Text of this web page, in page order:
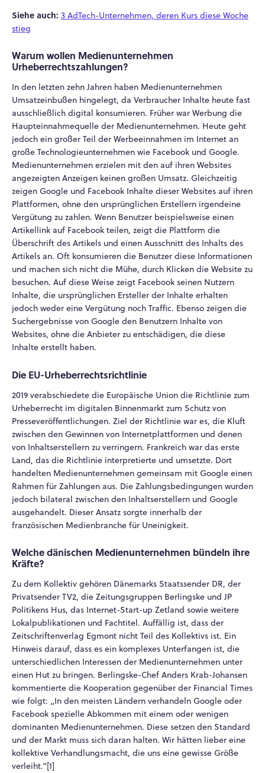
Siehe auch: 3 AdTech-Unternehmen, deren Kurs diese Woche
stieg
Warum wollen Medienunternehmen
Urheberrechtszahlungen?
In den letzten zehn Jahren haben Medienunternehmen
Umsatzeinbußen hingelegt, da Verbraucher Inhalte heute fast
ausschließlich digital konsumieren. Früher war Werbung die
Haupteinnahmequelle der Medienunternehmen. Heute geht
jedoch ein großer Teil der Werbeeinnahmen im Internet an
große Technologieunternehmen wie Facebook und Google.
Medienunternehmen erzielen mit den auf ihren Websites
angezeigten Anzeigen keinen großen Umsatz. Gleichzeitig
zeigen Google und Facebook Inhalte dieser Websites auf ihren
Plattformen, ohne den ursprünglichen Erstellern irgendeine
Vergütung zu zahlen. Wenn Benutzer beispielsweise einen
Artikellink auf Facebook teilen, zeigt die Plattform die
Überschrift des Artikels und einen Ausschnitt des Inhalts des
Artikels an. Oft konsumieren die Benutzer diese Informationen
und machen sich nicht die Mühe, durch Klicken die Website zu
besuchen. Auf diese Weise zeigt Facebook seinen Nutzern
Inhalte, die ursprünglichen Ersteller der Inhalte erhalten
jedoch weder eine Vergütung noch Traffic. Ebenso zeigen die
Suchergebnisse von Google den Benutzern Inhalte von
Websites, ohne die Anbieter zu entschädigen, die diese
Inhalte erstellt haben.
Die EU-Urheberrechtsrichtlinie
2019 verabschiedete die Europäische Union die Richtlinie zum
Urheberrecht im digitalen Binnenmarkt zum Schutz von
Presseveröffentlichungen. Ziel der Richtlinie war es, die Kluft
zwischen den Gewinnen von Internetplattformen und denen
von Inhaltserstellern zu verringern. Frankreich war das erste
Land, das die Richtlinie interpretierte und umsetzte. Dort
handelten Medienunternehmen gemeinsam mit Google einen
Rahmen für Zahlungen aus. Die Zahlungsbedingungen wurden
jedoch bilateral zwischen den Inhaltserstellern und Google
ausgehandelt. Dieser Ansatz sorgte innerhalb der
französischen Medienbranche für Uneinigkeit.
Welche dänischen Medienunternehmen bündeln ihre
Kräfte?
Zu dem Kollektiv gehören Dänemarks Staatssender DR, der
Privatsender TV2, die Zeitungsgruppen Berlingske und JP
Politikens Hus, das Internet-Start-up Zetland sowie weitere
Lokalpublikationen und Fachtitel. Auffällig ist, dass der
Zeitschriftenverlag Egmont nicht Teil des Kollektivs ist. Ein
Hinweis darauf, dass es ein komplexes Unterfangen ist, die
unterschiedlichen Interessen der Medienunternehmen unter
einen Hut zu bringen. Berlingske-Chef Anders Krab-Johansen
kommentierte die Kooperation gegenüber der Financial Times
wie folgt: „In den meisten Ländern verhandeln Google oder
Facebook spezielle Abkommen mit einem oder wenigen
dominanten Medienunternehmen. Diese setzen den Standard
und der Markt muss sich daran halten. Wir hätten lieber eine
kollektive Verhandlungsmacht, die uns eine gewisse Größe
verleiht.“[1]